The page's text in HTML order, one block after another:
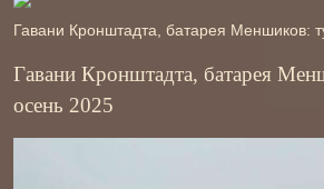
Гавани Кронштадта, батарея Меншиков:
Гавани Кронштадта, батарея
осень 2025